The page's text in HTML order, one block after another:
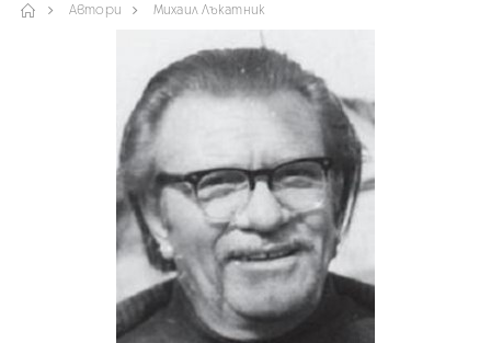
Автори Михаил Лъкатник